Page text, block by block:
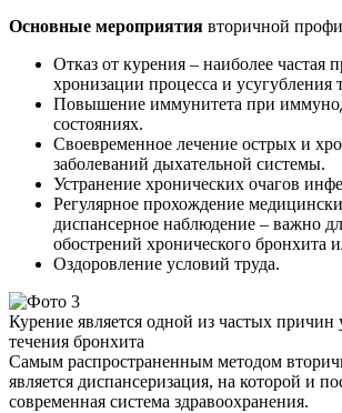
Основные мероприятия вторичной
Отказ от курения – наиболее частая
хронизации процесса и усугубления
Повышение иммунитета при
состояниях.
Своевременное лечение острых и
заболеваний дыхательной системы.
Устранение хронических очагов
Регулярное прохождение
диспансерное наблюдение – важно
обострений хронического бронхита
Оздоровление условий труда.
Курение является одной из частых причин
течения бронхита
Самым распространенным методом
является диспансеризация, на которой и
современная система здравоохранения.